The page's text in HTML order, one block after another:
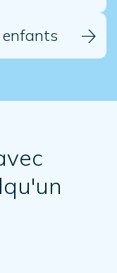
enfants